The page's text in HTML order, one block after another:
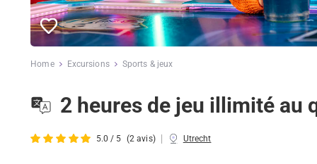
Home Excursions Sports & jeux
2 heures de jeu illimité au
5.0 / 5 (2 avis) | Utrecht